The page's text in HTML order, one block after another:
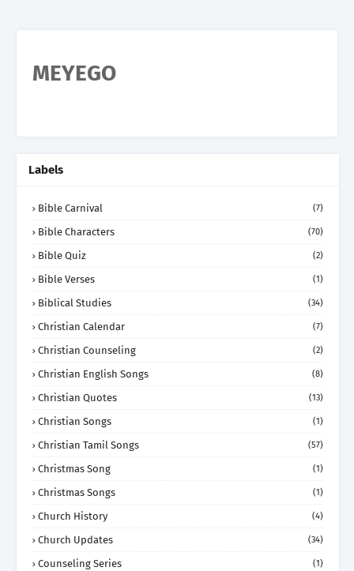
MEYEGO
Labels
Bible Carnival (7)
Bible Characters (70)
Bible Quiz (2)
Bible Verses (1)
Biblical Studies (34)
Christian Calendar (7)
Christian Counseling (2)
Christian English Songs (8)
Christian Quotes (13)
Christian Songs (1)
Christian Tamil Songs (57)
Christmas Song (1)
Christmas Songs (1)
Church History (4)
Church Updates (34)
Counseling Series (1)